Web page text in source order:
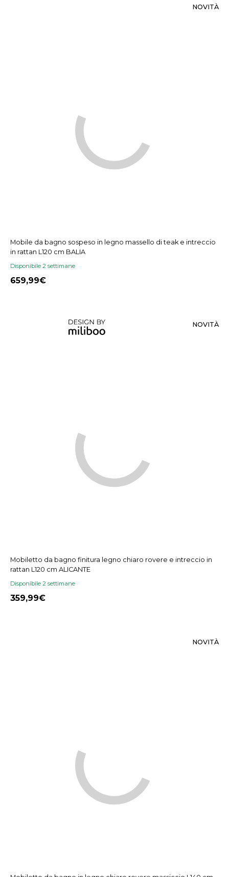
NOVITÀ
Mobile da bagno sospeso in legno massello di teak e intreccio
in rattan L120 cm BALIA
Disponibile 2 settimane
659,99
NOVITÀ
Mobiletto da bagno finitura legno chiaro rovere e intreccio in
rattan L120 cm ALICANTE
Disponibile 2 settimane
359,99
NOVITÀ